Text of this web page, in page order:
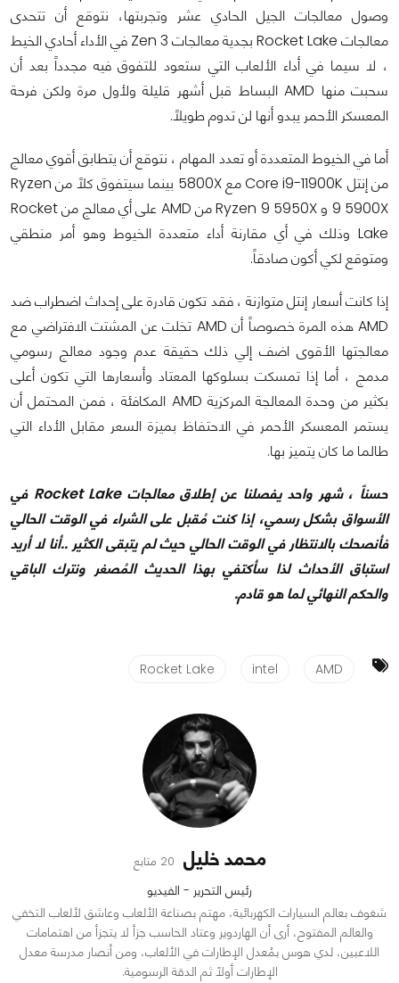
وصول معالجات الجيل الحادي عشر وتجربتها، نتوقع أن تتحدى
معالجات Rocket Lake بجدية معالجات Zen 3 في الأداء أحادي الخيط
، لا سيما في أداء الألعاب التي ستعود للتفوق فيه مجدداً بعد أن
سحبت منها AMD البساط قبل أشهر قليلة ولأول مرة ولكن فرحة
المعسكر الأحمر يبدو أنها لن تدوم طويلاً.
أما في الخيوط المتعددة أو تعدد المهام ، نتوقع أن يتطابق أقوي معالج
من إنتل Core i9-11900K مع 5800X بينما سيتفوق كلاً من Ryzen
9 5900X و Ryzen 9 5950X من AMD على أي معالج من Rocket
Lake وذلك في أي مقارنة أداء متعددة الخيوط وهو أمر منطقي
ومتوقع لكي أكون صادقاً.
إذا كانت أسعار إنتل متوازنة ، فقد تكون قادرة على إحداث اضطراب ضد
AMD هذه المرة خصوصاً أن AMD تخلت عن المشتت الافتراضي مع
معالجتها الأقوى اضف إلي ذلك حقيقة عدم وجود معالج رسومي
مدمج ، أما إذا تمسكت بسلوكها المعتاد وأسعارها التي تكون أعلى
بكثير من وحدة المعالجة المركزية AMD المكافئة ، فمن المحتمل أن
يستمر المعسكر الأحمر في الاحتفاظ بميزة السعر مقابل الأداء التي
طالما ما كان يتميز بها.
حسناً ، شهر واحد يفصلنا عن إطلاق معالجات Rocket Lake في
الأسواق بشكل رسمي، إذا كنت مُقبل على الشراء في الوقت الحالي
فأنصحك بالانتظار في الوقت الحالي حيث لم يتبقى الكثير ..أنا لا أريد
استباق الأحداث لذا سأكتفي بهذا الحديث المُصغر ونترك الباقي
والحكم النهائي لما هو قادم.
AMD
intel
Rocket Lake
محمد خليل 20 متابع
رئيس التحرير - الفيديو
شغوف بعالم السيارات الكهربائية، مهتم بصناعة الألعاب وعاشق لألعاب التخفي
والعالم المفتوح، أرى أن الهاردوير وعتاد الحاسب جزأ لا يتجزأ من اهتمامات
اللاعبين، لدي هوس بمُعدل الإطارات في الألعاب، ومن أنصار مدرسة معدل
الإطارات أولاً ثم الدقة الرسومية.